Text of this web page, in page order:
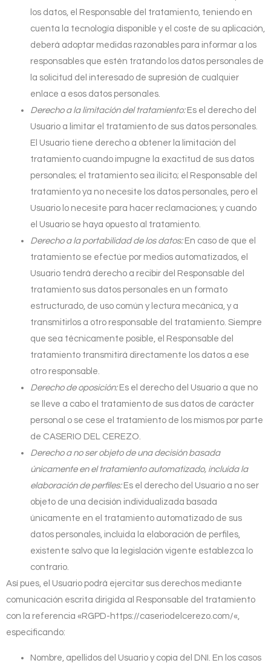
los datos, el Responsable del tratamiento, teniendo en
cuenta la tecnología disponible y el coste de su aplicación,
deberá adoptar medidas razonables para informar a los
responsables que estén tratando los datos personales de
la solicitud del interesado de supresión de cualquier
enlace a esos datos personales.
Derecho a la limitación del tratamiento:Es el derecho del
Usuario a limitar el tratamiento de sus datos personales.
El Usuario tiene derecho a obtener la limitación del
tratamiento cuando impugne la exactitud de sus datos
personales; el tratamiento sea ilícito; el Responsable del
tratamiento ya no necesite los datos personales, pero el
Usuario lo necesite para hacer reclamaciones; y cuando
el Usuario se haya opuesto al tratamiento.
Derecho a la portabilidad de los datos:En caso de que el
tratamiento se efectúe por medios automatizados, el
Usuario tendrá derecho a recibir del Responsable del
tratamiento sus datos personales en un formato
estructurado, de uso común y lectura mecánica, y a
transmitirlos a otro responsable del tratamiento. Siempre
que sea técnicamente posible, el Responsable del
tratamiento transmitirá directamente los datos a ese
otro responsable.
Derecho de oposición:Es el derecho del Usuario a que no
se lleve a cabo el tratamiento de sus datos de carácter
personal o se cese el tratamiento de los mismos por parte
de CASERIO DEL CEREZO.
Derecho a no ser objeto de una decisión basada
únicamente en el tratamiento automatizado, incluida la
elaboración de perfiles:Es el derecho del Usuario a no ser
objeto de una decisión individualizada basada
únicamente en el tratamiento automatizado de sus
datos personales, incluida la elaboración de perfiles,
existente salvo que la legislación vigente establezca lo
contrario.
Así pues, el Usuario podrá ejercitar sus derechos mediante
comunicación escrita dirigida al Responsable del tratamiento
con la referencia «RGPD- https://caseriodelcerezo.com/«,
especificando:
Nombre, apellidos del Usuario y copia del DNI. En los casos